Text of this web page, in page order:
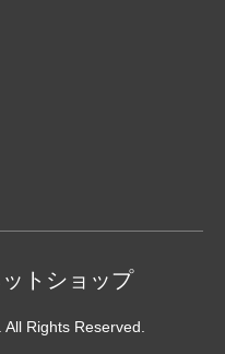
トショップ
Rights Reserved.